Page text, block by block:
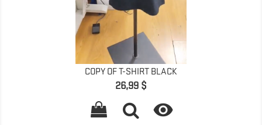
COPY OF T-SHIRT BLACK
Prix
26,99 $
